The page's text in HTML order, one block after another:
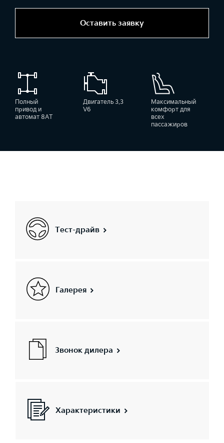
Оставить заявку
Полный
привод и
автомат 8АТ
Двигатель 3.3
V6
Максимальный
комфорт для
всех
пассажиров
Тест-драйв
Галерея
Звонок дилера
Характеристики